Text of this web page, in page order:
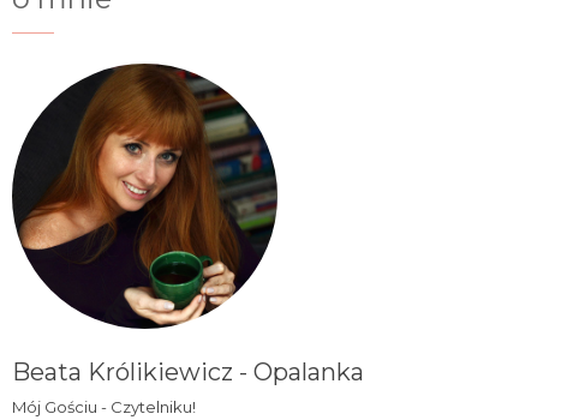
Beata Królikiewicz - Opalanka
Mój Gościu - Czytelniku!